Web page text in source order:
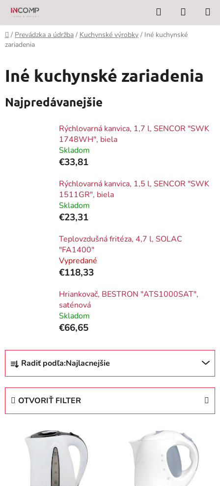
Prejsť
obsah
Hľadať
KOŠÍK
Domov
/ Prevádzka a údržba / Kuchynské výrobky / Iné kuchynské
zariadenia
Iné kuchynské zariadenia
Najpredávanejšie
Rýchlovarná kanvica, 1,7 l, SENCOR "SWK
1748WH", biela
Skladom
€33,81
Rýchlovarná kanvica, 1,5 l, SENCOR "SWK
1511GR", biela
Skladom
€23,31
Teplovzdušná fritéza, 4,7 l, SOLAC
"FA1400"
Vypredané
€118,33
Hriankovač, BESTRON "ATS1000SAT",
saténová
Skladom
€66,65
R
d
Radiť podľa:Najlacnejšie
OTVORIŤ FILTER